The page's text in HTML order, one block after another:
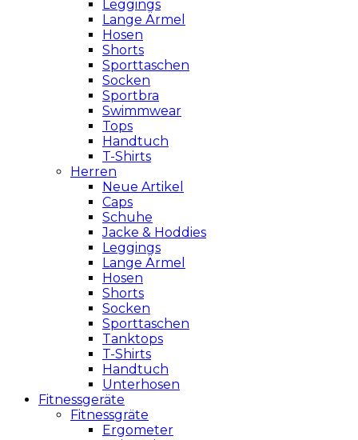
Leggings
Lange Ärmel
Hosen
Shorts
Sporttaschen
Socken
Sportbra
Swimmwear
Tops
Handtuch
T-Shirts
Herren
Neue Artikel
Caps
Schuhe
Jacke & Hoddies
Leggings
Lange Ärmel
Hosen
Shorts
Socken
Sporttaschen
Tanktops
T-Shirts
Handtuch
Unterhosen
Fitnessgeräte
Fitnessgräte
Ergometer